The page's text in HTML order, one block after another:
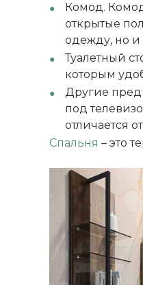
Комод.
открытые
одежду, но
Туалетный
которым
Другие
под
отличается
Спальня – это
Получи подарок
покрутив колесо
ХОЧУ ПОДАРОК
Доступно